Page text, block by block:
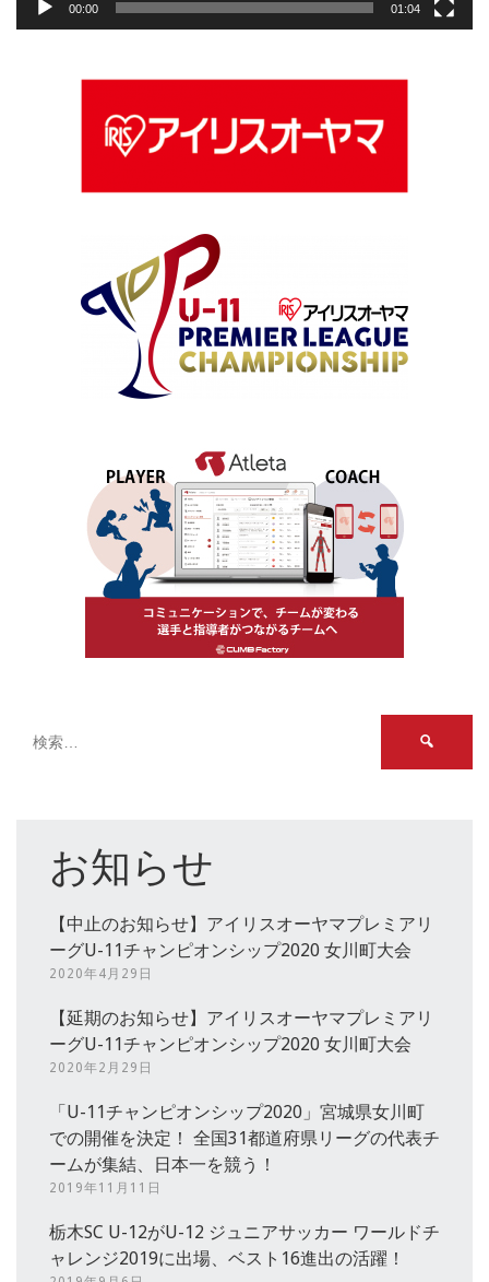
00:00 01:04
お知らせ
【中止のお知らせ】アイリスオーヤマプレミアリ
ーグU-11チャンピオンシップ2020 女川町大会
2020年4月29日
【延期のお知らせ】アイリスオーヤマプレミアリ
ーグU-11チャンピオンシップ2020 女川町大会
2020年2月29日
「U-11チャンピオンシップ2020」宮城県女川町
での開催を決定！ 全国31都道府県リーグの代表チ
ームが集結、日本一を競う！
2019年11月11日
栃木SC U-12がU-12 ジュニアサッカー ワールドチ
ャレンジ2019に出場、ベスト16進出の活躍！